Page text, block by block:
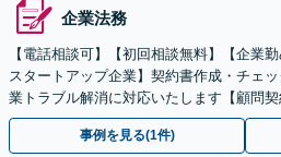
企業法務
【電話相談可】【初回相談無料】【企業
スタートアップ企業】契約書作成・チェ
業トラブル解消に対応いたします【顧問契
務から紛争解決までお任せください。
事例を見る(1件)